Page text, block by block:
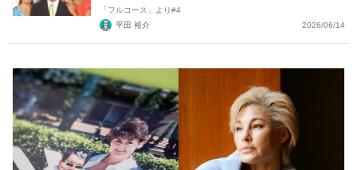
「フルコース」より#4
平田 裕介
2026/06/14